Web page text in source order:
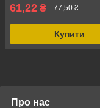
61,22 ₴ 77,50 ₴
Купити
Про нас